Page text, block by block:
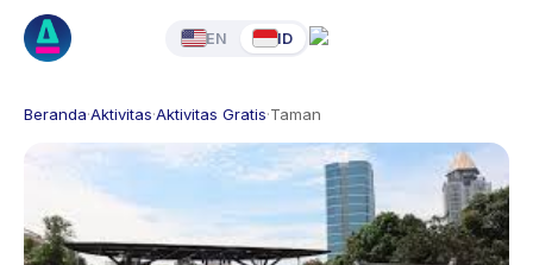
EN ID
Beranda·Aktivitas·Aktivitas Gratis·Taman